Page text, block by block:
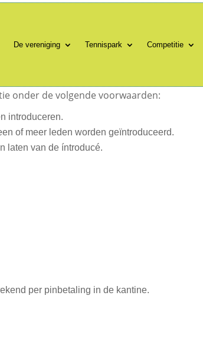
De vereniging Tennispark Competitie
De vereniging Tennispark Competitie
onder de volgende voorwaarden:
introduceren.
of meer leden worden geïntroduceerd.
laten van de íntroducé.
per pinbetaling in de kantine.